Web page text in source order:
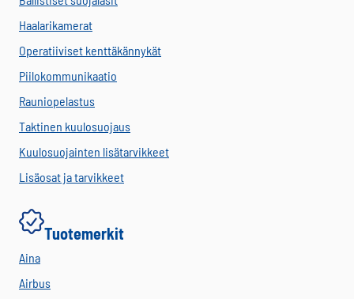
Haalarikamerat
Operatiiviset kenttäkännykät
Piilokommunikaatio
Rauniopelastus
Taktinen kuulosuojaus
Kuulosuojainten lisätarvikkeet
Lisäosat ja tarvikkeet
Tuotemerkit
Aina
Airbus